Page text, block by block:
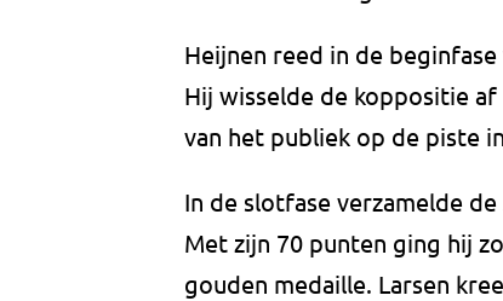
Heijnen reed in de
Hij wisselde de koppositie
van het publiek op de piste
In de slotfase verzamelde
Met zijn 70 punten ging hij
gouden medaille. Larsen